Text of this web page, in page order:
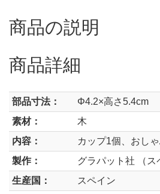
商品の説明
商品詳細
部品寸法：
Φ4.2×高さ5.4cm
素材：
木
内容：
カップ1個、おし
製作：
グラパット社 （ス
生産国：
スペイン